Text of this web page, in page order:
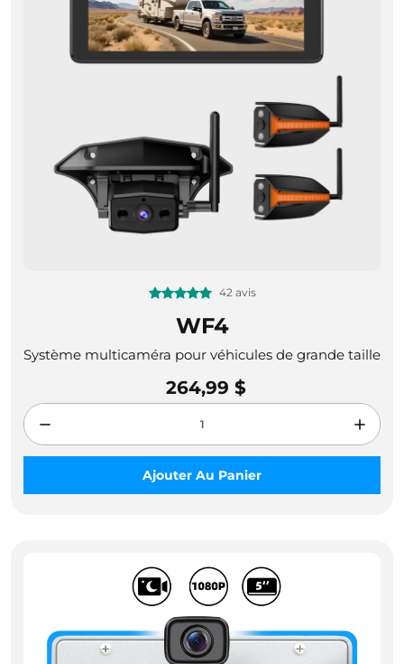
42 avis
WF4
Système multicaméra pour véhicules de grande taille
264,99 $
Ajouter Au Panier